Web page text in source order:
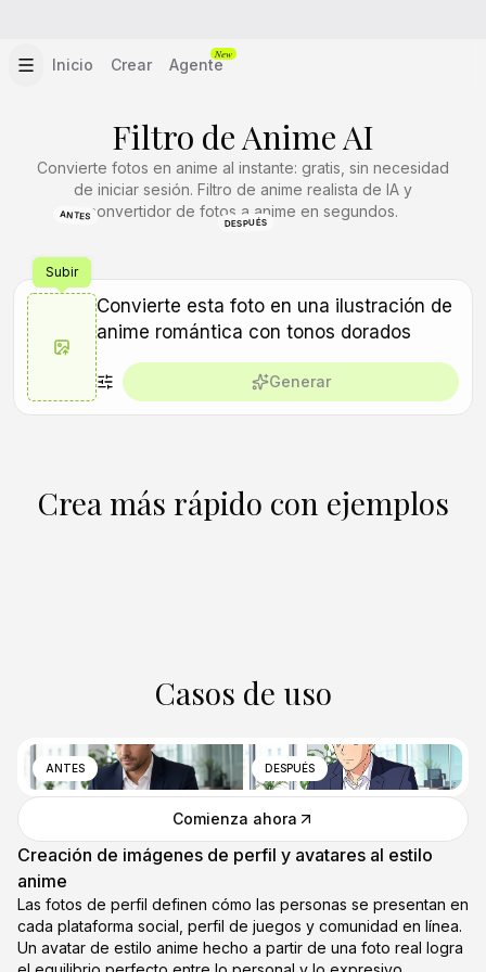
Inicio Crear Agente
New
Filtro de Anime AI
Convierte fotos en anime al instante: gratis, sin necesidad
de iniciar sesión. Filtro de anime realista de IA y
convertidor de fotos a anime en segundos.
ANTES
DESPUÉS
Subir
Generar
Crea más rápido con ejemplos
Casos de uso
ANTES DESPUÉS
Creación de imágenes de perfil y avatares al estilo
anime
Las fotos de perfil definen cómo las personas se presentan en
cada plataforma social, perfil de juegos y comunidad en línea.
Un avatar de estilo anime hecho a partir de una foto real logra
Comienza ahora